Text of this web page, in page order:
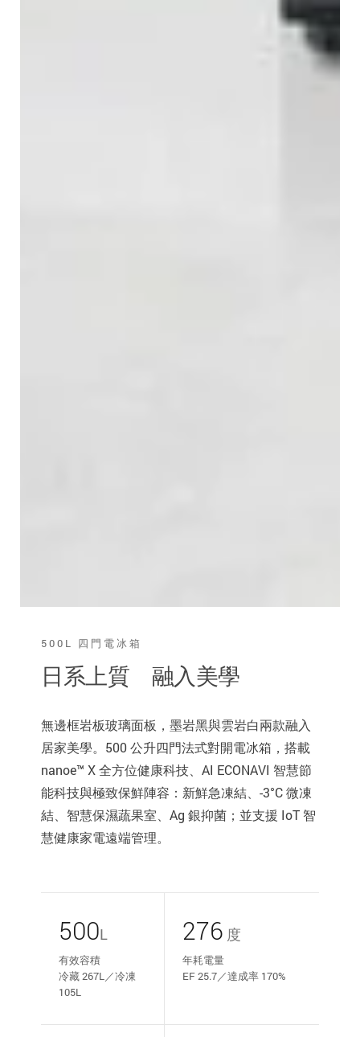
500L 四門電冰箱
日系上質 融入美學
無邊框岩板玻璃面板，墨岩黑與雲岩白兩款融入
居家美學。500 公升四門法式對開電冰箱，搭載
nanoe™ X 全方位健康科技、AI ECONAVI 智慧節
能科技與極致保鮮陣容：新鮮急凍結、-3°C 微凍
結、智慧保濕蔬果室、Ag 銀抑菌；並支援 IoT 智
慧健康家電遠端管理。
500L
有效容積
冷藏 267L／冷凍
105L
276 度
年耗電量
EF 25.7／達成率 170%